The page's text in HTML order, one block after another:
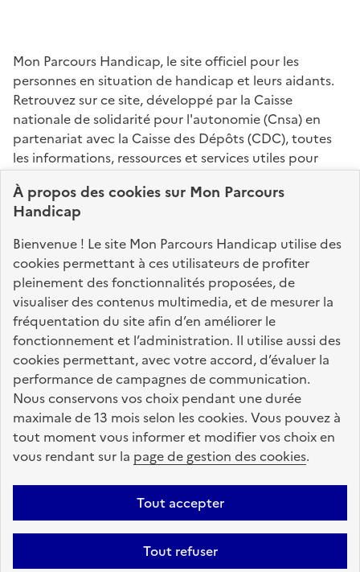
À propos descookiessur Mon Parcours
Handicap
Bienvenue ! Le site Mon Parcours Handicap utilise des
cookies permettant à ces utilisateurs de profiter
pleinement des fonctionnalités proposées, de
visualiser des contenus multimedia, et de mesurer la
fréquentation du site afin d’en améliorer le
fonctionnement et l’administration. Il utilise aussi des
cookies permettant, avec votre accord, d’évaluer la
performance de campagnes de communication.
Nous conservons vos choix pendant une durée
maximale de 13 mois selon les cookies. Vous pouvez à
tout moment vous informer et modifier vos choix en
vous rendant sur la page de gestion des cookies.
Tout accepter
Tout refuser
Mon Parcours Handicap, le site officiel pour les
personnes en situation de handicap et leurs aidants.
Retrouvez sur ce site, développé par la Caisse
nationale de solidarité pour l'autonomie (Cnsa) en
partenariat avec la Caisse des Dépôts (CDC), toutes
les informations, ressources et services utiles pour
connaître vos droits, effectuer vos démarches,
identifier vos interlocuteurs.
Nos sites partenaires
info.gouv.fr service-public.fr legifrance.gouv.fr
data.gouv.fr
Nos partenaires
La Caisse des Dépôts
accompagne les parcours
de vie
Informations sur le site
Plan du site Accessibilité : totalement conforme Mentions légales
Données personnelles CGU Politique des cookies
Aide sur ce site